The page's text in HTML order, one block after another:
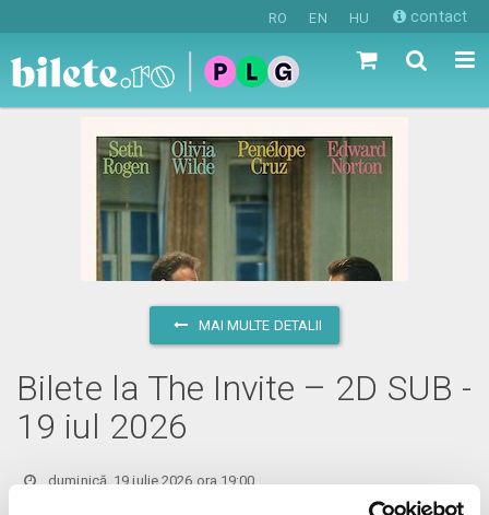
RO EN HU contact
MAI MULTE DETALII
Bilete la The Invite – 2D SUB -
19 iul 2026
duminică, 19 iulie 2026 ora 19:00
vezi pe harta